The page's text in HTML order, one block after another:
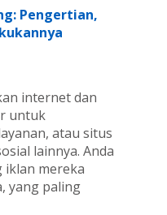
Pengertian,
internet dan
untuk
atau situs
lainnya. Anda
iklan mereka
yang paling